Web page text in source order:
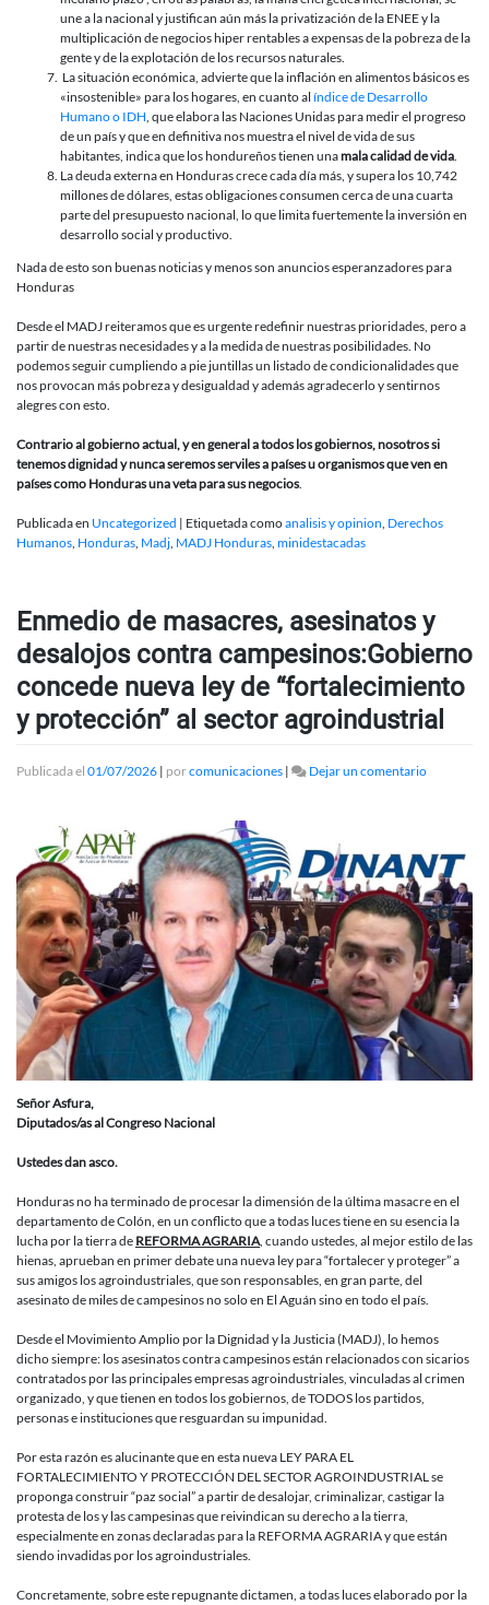
une a la nacional y justifican aún más la privatización de la ENEE y la
multiplicación de negocios hiper rentables a expensas de la pobreza de la
gente y de la explotación de los recursos naturales.
La situación económica, advierte que la inflación en alimentos básicos es
«insostenible» para los hogares, en cuanto al índice de Desarrollo
Humano o IDH, que elabora las Naciones Unidas para medir el progreso
de un país y que en definitiva nos muestra el nivel de vida de sus
habitantes, indica que los hondureños tienen unamala calidad de vida.
La deuda externa en Honduras crece cada día más, y supera los 10,742
millones de dólares, estas obligaciones consumen cerca de una cuarta
parte del presupuesto nacional, lo que limita fuertemente la inversión en
desarrollo social y productivo.
Nada de esto son buenas noticias y menos son anuncios esperanzadores para
Honduras
Desde el MADJ reiteramos que es urgente redefinir nuestras prioridades, pero a
partir de nuestras necesidades y a la medida de nuestras posibilidades. No
podemos seguir cumpliendo a pie juntillas un listado de condicionalidades que
nos provocan más pobreza y desigualdad y además agradecerlo y sentirnos
alegres con esto.
Contrario al gobierno actual, y en general a todos los gobiernos, nosotros si
tenemos dignidad y nunca seremos serviles a países u organismos que ven en
países como Honduras una veta para sus negocios.
Publicada en Uncategorized | Etiquetada comoanalisis y opinion, Derechos
Humanos, Honduras, Madj, MADJ Honduras, minidestacadas
Enmedio de masacres, asesinatos y
desalojos contra campesinos:Gobierno
concede nueva ley de “fortalecimiento
y protección” al sector agroindustrial
Publicada el 01/07/2026 | porcomunicaciones | Dejar un comentarioen
y
desalojos
contra
concede
nueva
ley
de
al
Señor Asfura,
Diputados/as al Congreso Nacional
Ustedes dan asco.
Honduras no ha terminado de procesar la dimensión de la última masacre en el
departamento de Colón, en un conflicto que a todas luces tiene en su esencia la
lucha por la tierra de REFORMA AGRARIA, cuando ustedes, al mejor estilo de las
hienas, aprueban en primer debate una nueva ley para “fortalecer y proteger” a
sus amigos los agroindustriales, que son responsables, en gran parte, del
asesinato de miles de campesinos no solo en El Aguán sino en todo el país.
Desde el Movimiento Amplio por la Dignidad y la Justicia (MADJ), lo hemos
dicho siempre: los asesinatos contra campesinos están relacionados con sicarios
contratados por las principales empresas agroindustriales, vinculadas al crimen
organizado, y que tienen en todos los gobiernos, de TODOS los partidos,
personas e instituciones que resguardan su impunidad.
Por esta razón es alucinante que en esta nueva LEY PARA EL
FORTALECIMIENTO Y PROTECCIÓN DEL SECTOR AGROINDUSTRIAL se
proponga construir “paz social” a partir de desalojar, criminalizar, castigar la
protesta de los y las campesinas que reivindican su derecho a la tierra,
especialmente en zonas declaradas para la REFORMA AGRARIA y que están
siendo invadidas por los agroindustriales.
Concretamente, sobre este repugnante dictamen, a todas luces elaborado por la